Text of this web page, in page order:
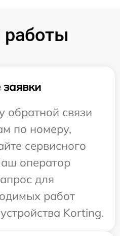
обратной связи
по номеру,
сервисного
оператор
для
работ
Korting.